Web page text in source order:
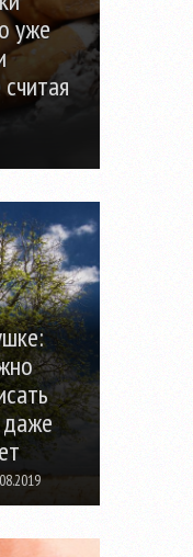
уже
даже